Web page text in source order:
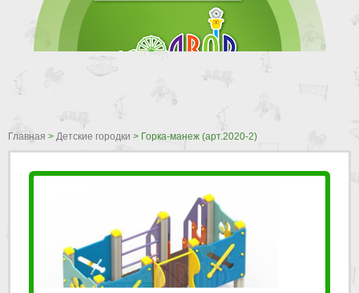
Главная > Детские городки > Горка-манеж (арт.2020-2)